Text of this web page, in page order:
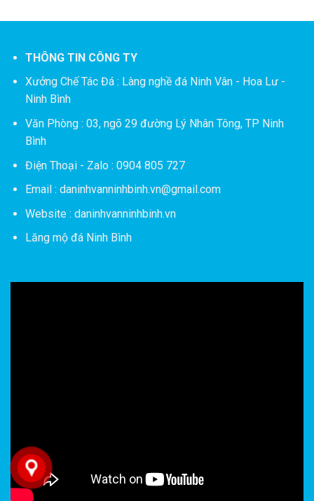
THÔNG TIN CÔNG TY
Xưởng Chế Tác Đá : Làng nghề đá Ninh Vân - Hoa Lư -
Ninh Bình
Văn Phòng : 03, ngõ 29 đường Lý Nhân Tông, TP Ninh
Bình
Điện Thoại - Zalo : 0904 805 727
Email : daninhvanninhbinh.vn@gmail.com
Website : daninhvanninhbinh.vn
Lăng mộ đá Ninh Bình